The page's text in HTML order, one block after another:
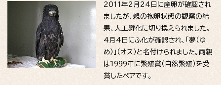
2011年2月24日に産卵が確認され
ましたが、親の抱卵状態の観察の結
果、人工孵化に切り換えられました。
4月4日にふ化が確認され、「夢（ゆ
め）」（オス）と名付けられました。両親
は1999年に繁殖賞（自然繁殖）を受
賞したペアです。